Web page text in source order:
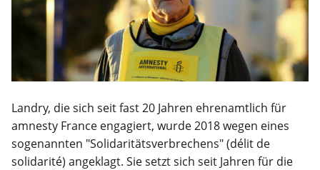
Landry, die sich seit fast 20 Jahren ehrenamtlich für
amnesty France engagiert, wurde 2018 wegen eines
sogenannten "Solidaritätsverbrechens" (délit de
solidarité) angeklagt. Sie setzt sich seit Jahren für die